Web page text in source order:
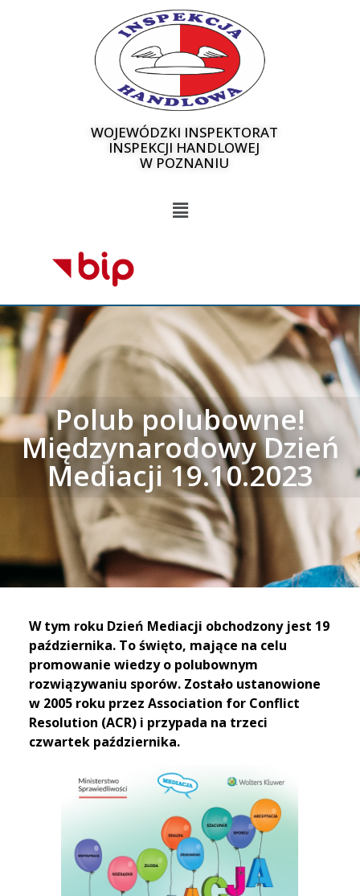
WOJEWÓDZKI INSPEKTORAT
INSPEKCJI HANDLOWEJ
W POZNANIU
Polub polubowne!
Międzynarodowy Dzień
Mediacji 19.10.2023
W tym roku Dzień Mediacji obchodzony jest 19
października. To święto, mające na celu
promowanie wiedzy o polubownym
rozwiązywaniu sporów. Zostało ustanowione
w 2005 roku przez Association for Conflict
Resolution (ACR) i przypada na trzeci
czwartek października.